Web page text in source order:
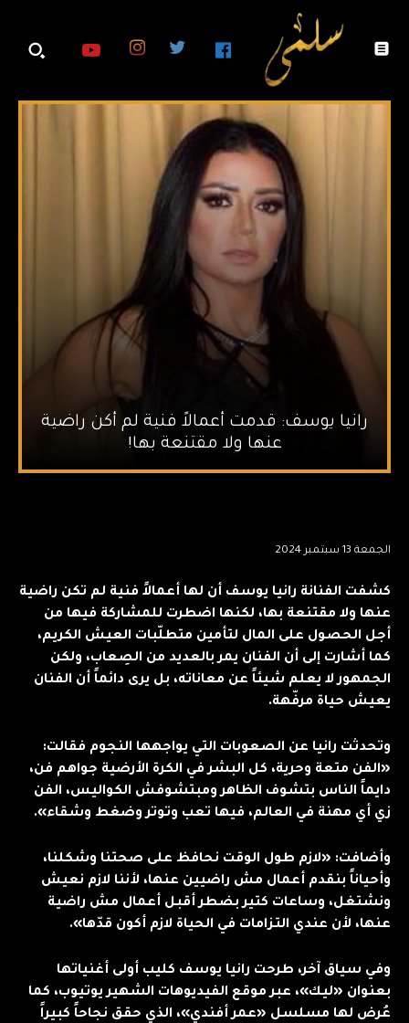
رانيا يوسف: قدمت أعمالاً فنية لم أكن راضية
عنها ولا مقتنعة بها!
الجمعة 13 سبتمبر 2024
كشفت الفنانة رانيا يوسف أن لها أعمالاً فنية لم تكن راضية
عنها ولا مقتنعة بها، لكنها اضطرت للمشاركة فيها من
أجل الحصول على المال لتأمين متطلّبات العيش الكريم،
كما أشارت إلى أن الفنان يمر بالعديد من الصِعاب، ولكن
الجمهور لا يعلم شيئاً عن معاناته، بل يرى دائماً أن الفنان
يعيش حياة مرفّهة.
وتحدثت رانيا عن الصعوبات التي يواجهها النجوم فقالت:
«الفن متعة وحرية، كل البشر في الكرة الأرضية جواهم فن،
دايماً الناس بتشوف الظاهر ومبتشوفش الكواليس، الفن
زي أي مهنة في العالم، فيها تعب وتوتر وضغط وشقاء».
وأضافت: «لازم طول الوقت نحافظ على صحتنا وشكلنا،
وأحياناً بنقدم أعمال مش راضيين عنها، لأننا لازم نعيش
ونشتغل، وساعات كتير بضطر أقبل أعمال مش راضية
عنها، لأن عندي التزامات في الحياة لازم أكون قدّها».
وفي سياق آخر، طرحت رانيا يوسف كليب أولى أغنياتها
بعنوان «ليك»، عبر موقع الفيديوهات الشهير يوتيوب، كما
عُرض لها مسلسل «عمر أفندي»، الذي حقق نجاحاً كبيراً